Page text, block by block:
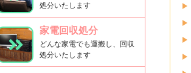
処分いたします
家電回収処分
どんな家電でも運搬し、回収
処分いたします